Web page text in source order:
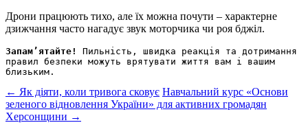
Дрони працюють тихо, але їх можна почути – характерне
дзижчання часто нагадує звук моторчика чи роя бджіл.
Запам’ятайте!
Пильність, швидка реакція та дотримання
правил безпеки можуть врятувати життя вам і вашим
близьким.
Post
navigation
← Як діяти, коли тривога сковує Навчальний курс «Основи
зеленого відновлення України» для активних громадян
Херсонщини →